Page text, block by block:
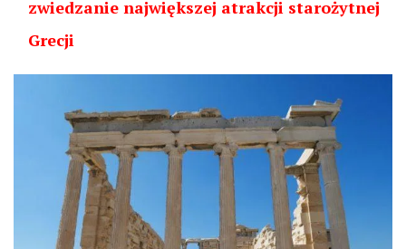
zwiedzanie największej atrakcji starożytnej
Grecji